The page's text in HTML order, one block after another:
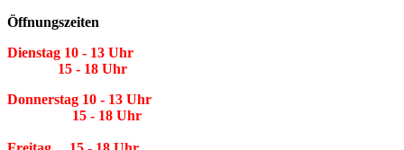
Öffnungszeiten
Dienstag 10 - 13 Uhr
15 - 18 Uhr
Donnerstag 10 - 13 Uhr
15 - 18 Uhr